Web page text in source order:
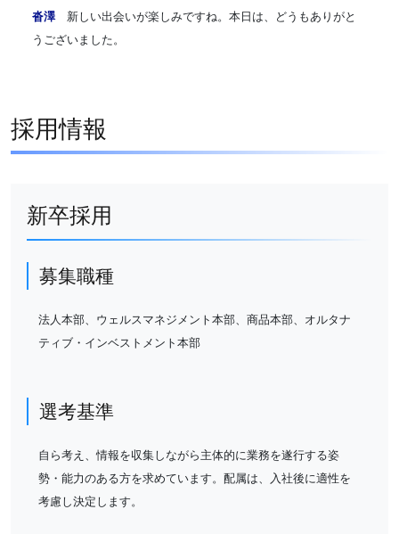
沓澤新しい出会いが楽しみですね。本日は、どうもありがと
うございました。
採用情報
新卒採用
募集職種
法人本部、ウェルスマネジメント本部、商品本部、オルタナ
ティブ・インベストメント本部
選考基準
自ら考え、情報を収集しながら主体的に業務を遂行する姿
勢・能力のある方を求めています。配属は、入社後に適性を
考慮し決定します。